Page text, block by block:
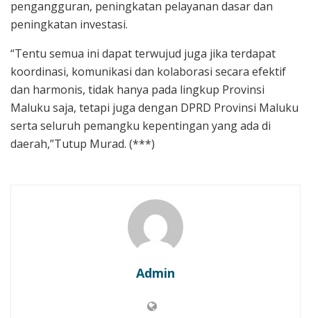
pengangguran, peningkatan pelayanan dasar dan
peningkatan investasi.
“Tentu semua ini dapat terwujud juga jika terdapat
koordinasi, komunikasi dan kolaborasi secara efektif
dan harmonis, tidak hanya pada lingkup Provinsi
Maluku saja, tetapi juga dengan DPRD Provinsi Maluku
serta seluruh pemangku kepentingan yang ada di
daerah,”Tutup Murad. (***)
Admin